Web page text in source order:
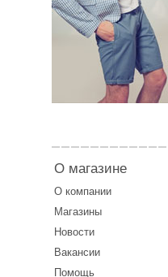
О магазине
О компании
Магазины
Новости
Вакансии
Помощь